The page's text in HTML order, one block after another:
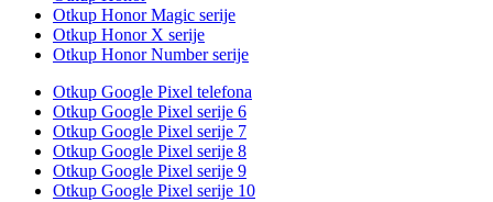
Otkup Honor Magic serije
Otkup Honor X serije
Otkup Honor Number serije
Otkup Google Pixel telefona
Otkup Google Pixel serije 6
Otkup Google Pixel serije 7
Otkup Google Pixel serije 8
Otkup Google Pixel serije 9
Otkup Google Pixel serije 10